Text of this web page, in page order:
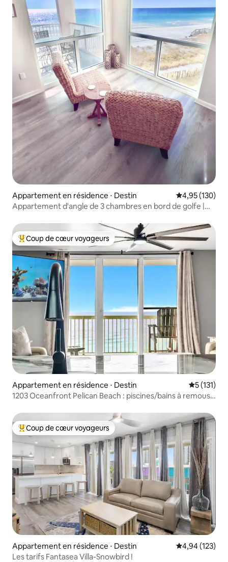
Appartement en résidence ⋅ Destin Évaluation
4,95 (130)
Appartement d'angle de 3 chambres en bord de golfe |
Coups de cœur voyageurs les plus appréciés
Coup de cœur voyageurs
Appartement en résidence ⋅ Destin Évaluation
5 (131)
1203 Oceanfront Pelican Beach : piscines/bains à remous
Coups de cœur voyageurs les plus appréciés
Coup de cœur voyageurs
Appartement en résidence ⋅ Destin Évaluation
4,94 (123)
Les tarifs Fantasea Villa-Snowbird !